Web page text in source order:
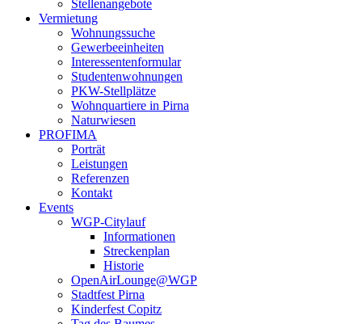
Stellenangebote
Vermietung
Wohnungssuche
Gewerbeeinheiten
Interessentenformular
Studentenwohnungen
PKW-Stellplätze
Wohnquartiere in Pirna
Naturwiesen
PROFIMA
Porträt
Leistungen
Referenzen
Kontakt
Events
WGP-Citylauf
Informationen
Streckenplan
Historie
OpenAirLounge@WGP
Stadtfest Pirna
Kinderfest Copitz